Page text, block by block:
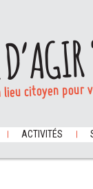
lieu citoyen
ACTIVITÉS